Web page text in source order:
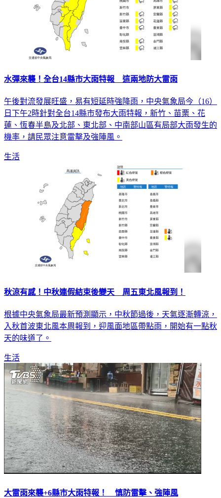
水彈來襲！全台14縣市大雨特報 這兩地防大雷雨
午後對流發展旺盛，易有短延時強降雨，中央氣象局今（16）
日下午2時針對全台14縣市發布大雨特報，新竹、苗栗、花
蓮、恆春半島及北部、東北部、中南部山區有局部大雨發生的
機率，請民眾注意雷擊及強陣風。
生活
秋涼有感！中秋連假結束後變天 周五東北風報到！
根據中央氣象局最新預測顯示，中秋節過後，天氣逐漸轉涼，
入秋首波東北風本周報到，迎風面地區帶點雨，開始有一點秋
天的味道了。
生活
大雷雨來襲+6縣市大雨特報！ 慎防雷擊、強陣風